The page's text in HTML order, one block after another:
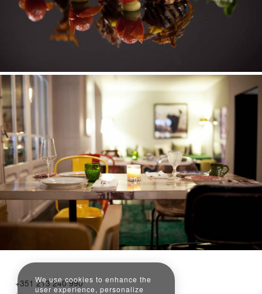
+351 213 240 990
We use cookies to enhance the
user experience, personalize